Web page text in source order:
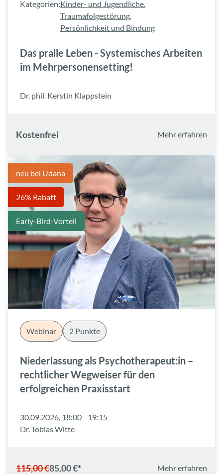
Kategorien:Kinder- und Jugendliche,
Traumafolgestörung,
Persönlichkeit und Bindung
Das pralle Leben - Systemisches Arbeiten
im Mehrpersonensetting!
Dr. phil. Kerstin Klappstein
Kostenfrei Mehr erfahren
neu bei Udana
26% Rabatt
Early-Bird-Vorteil
Webinar 2 Punkte
Niederlassung als Psychotherapeut:in –
rechtlicher Wegweiser für den
erfolgreichen Praxisstart
30.09.2026, 18:00 - 19:15
Dr. Tobias Witte
115,00 €85,00 €* Mehr erfahren